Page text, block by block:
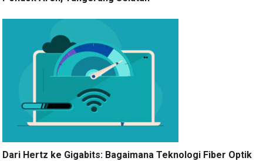
Dari Hertz ke Gigabits: Bagaimana Teknologi Fiber Optik